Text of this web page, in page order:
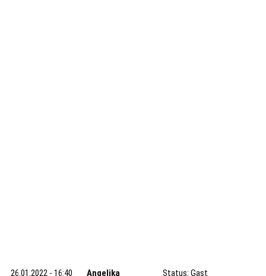
26.01.2022 - 16:40 Angelika
Status: Gast